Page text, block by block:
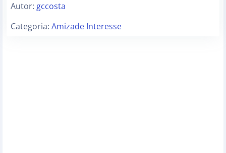
Autor: gccosta
Categoria: Amizade Interesse